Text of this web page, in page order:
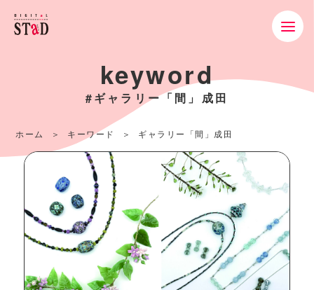
keyword
#ギャラリー「間」成田
ホーム キーワード ギャラリー「間」成田